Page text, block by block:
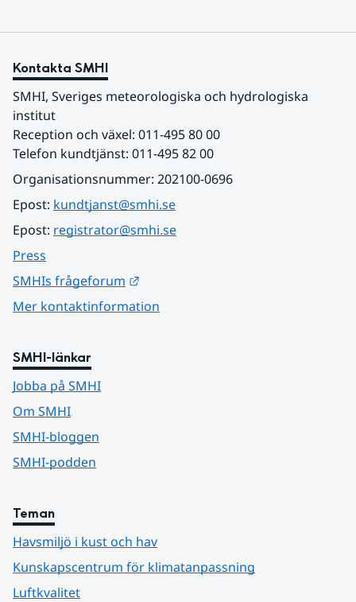
Kontakta SMHI
SMHI, Sveriges meteorologiska och hydrologiska
institut
Reception och växel: 011-495 80 00
Telefon kundtjänst: 011-495 82 00
Organisationsnummer: 202100-0696
Epost: kundtjanst@smhi.se
Epost: registrator@smhi.se
Press
SMHIs frågeforum
Mer kontaktinformation
SMHI-länkar
Jobba på SMHI
Om SMHI
SMHI-bloggen
SMHI-podden
Teman
Havsmiljö i kust och hav
Kunskapscentrum för klimatanpassning
Luftkvalitet